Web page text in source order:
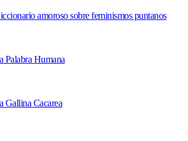
amoroso sobre feminismos puntanos
Palabra Humana
Gallina Cacarea